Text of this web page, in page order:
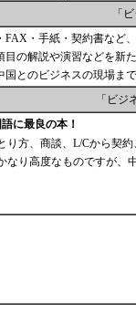
「
FAX・手紙・契約書など
目の解説や演習などを新
国とのビジネスの現場ま
「ビ
に最良の本！
り方、商談、L/Cから契
なり高度なものですが、